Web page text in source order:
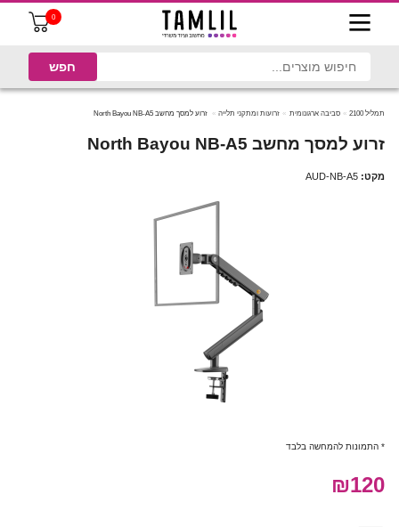
0
תמליל 2100 סביבה ארגונומית זרועות ומתקני תלייה זרוע למסך מחשב North Bayou NB-A5
זרוע למסך מחשב North Bayou NB-A5
מקט: AUD-NB-A5
* התמונות להמחשה בלבד
₪120